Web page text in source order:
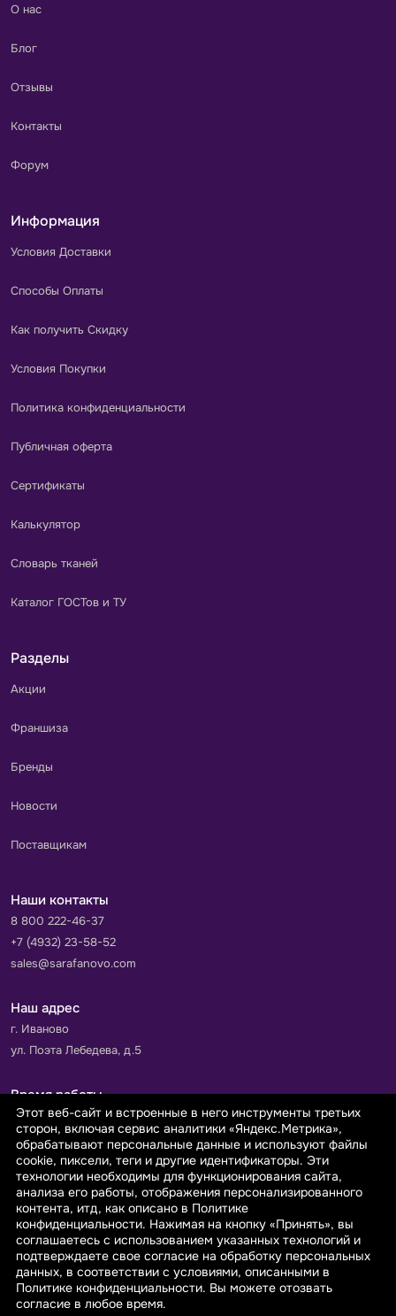
О нас
Блог
Отзывы
Контакты
Форум
Информация
Условия Доставки
Способы Оплаты
Как получить Скидку
Условия Покупки
Политика конфиденциальности
Публичная оферта
Сертификаты
Калькулятор
Словарь тканей
Каталог ГОСТов и ТУ
Разделы
Акции
Франшиза
Бренды
Новости
Поставщикам
Наши контакты
8 800 222-46-37
+7 (4932) 23-58-52
sales@sarafanovo.com
Наш адрес
г. Иваново
ул. Поэта Лебедева, д.5
Время работы
Пн-Пт с 9.00 до 18.00
Сб-Вс: выходной
Принимаем к оплате
© 2026 sarafanovo.com - Интернет-магазин "САРАФАНОВО"
специализируется на производстве, продаже тканей оптом и в
Этот веб-сайт и встроенные в него инструменты третьих
сторон, включая сервис аналитики «Яндекс.Метрика»,
обрабатывают персональные данные и используют файлы
cookie, пиксели, теги и другие идентификаторы. Эти
технологии необходимы для функционирования сайта,
анализа его работы, отображения персонализированного
контента, итд, как описано в Политике
конфиденциальности. Нажимая на кнопку «Принять», вы
соглашаетесь с использованием указанных технологий и
подтверждаете свое согласие на обработку персональных
данных, в соответствии с условиями, описанными в
Политике конфиденциальности. Вы можете отозвать
согласие в любое время.